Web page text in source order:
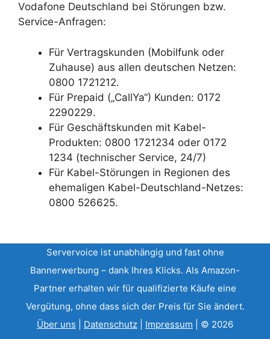
Vodafone Deutschland bei Störungen bzw.
Service-Anfragen:
Für Vertragskunden (Mobilfunk oder
Zuhause) aus allen deutschen Netzen:
0800 1721212.
Für Prepaid („CallYa“) Kunden: 0172
2290229.
Für Geschäftskunden mit Kabel-
Produkten: 0800 1721234 oder 0172
1234 (technischer Service, 24/7)
Für Kabel-Störungen in Regionen des
ehemaligen Kabel-Deutschland-Netzes:
0800 526625.
Servervoice ist unabhängig und fast ohne
Bannerwerbung – dank Ihres Klicks. Als Amazon-
Partner erhalten wir für qualifizierte Käufe eine
Vergütung, ohne dass sich der Preis für Sie ändert.
Über uns
Datenschutz Impressum | © 2026